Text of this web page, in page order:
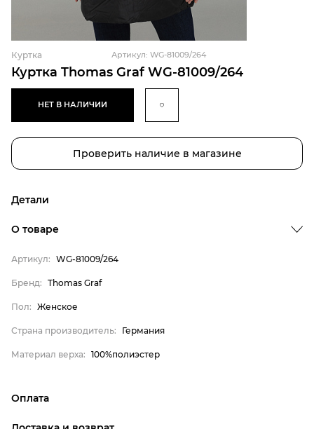
Куртка Thomas Graf WG-81009/264
Куртка Артикул: WG-81009/264
НЕТ В НАЛИЧИИ
Проверить наличие в магазине
Детали
Бренд
Thomas Graf
О товаре
Артикул: WG-81009/264
Бренд: Thomas Graf
Пол: Женское
Страна производитель: Германия
Материал верха: 100%полиэстер
Оплата